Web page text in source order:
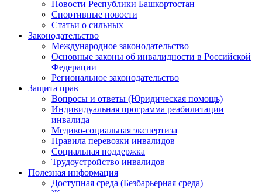
Новости Республики Башкортостан
Спортивные новости
Статьи о сильных
Законодательство
Международное законодательство
Основные законы об инвалидности в Российской
Федерации
Региональное законодательство
Защита прав
Вопросы и ответы (Юридическая помощь)
Индивидуальная программа реабилитации
инвалида
Медико-социальная экспертиза
Правила перевозки инвалидов
Социальная поддержка
Трудоустройство инвалидов
Полезная информация
Доступная среда (Безбарьерная среда)